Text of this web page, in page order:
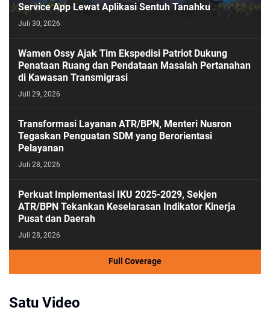
Service App Lewat Aplikasi Sentuh Tanahku
Juli 30, 2026
Wamen Ossy Ajak Tim Ekspedisi Patriot Dukung
Penataan Ruang dan Pendataan Masalah Pertanahan
di Kawasan Transmigrasi
Juli 29, 2026
Transformasi Layanan ATR/BPN, Menteri Nusron
Tegaskan Penguatan SDM yang Berorientasi
Pelayanan
Juli 28, 2026
Perkuat Implementasi IKU 2025-2029, Sekjen
ATR/BPN Tekankan Keselarasan Indikator Kinerja
Pusat dan Daerah
Juli 28, 2026
Full Coverage
Satu Video